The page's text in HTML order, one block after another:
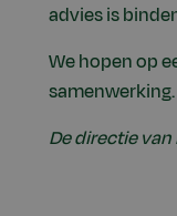
advies is
We hopen op
samenwerking.
De directie